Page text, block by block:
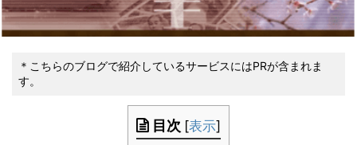
＊こちらのブログで紹介しているサービスにはPRが含まれま
す。
目次 [表示]